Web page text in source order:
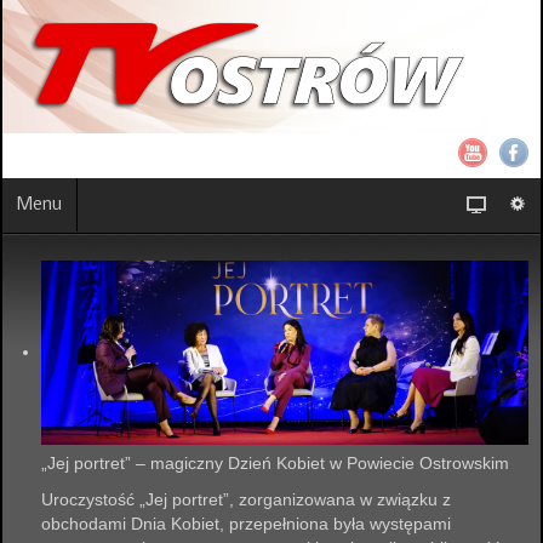
Menu
„Jej portret” – magiczny Dzień Kobiet w Powiecie Ostrowskim
Uroczystość „Jej portret”, zorganizowana w związku z
obchodami Dnia Kobiet, przepełniona była występami